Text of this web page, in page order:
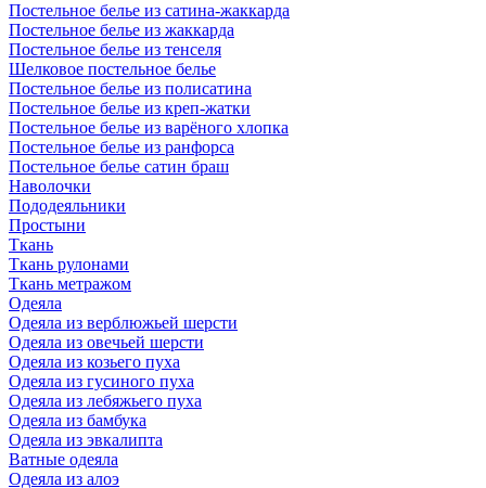
Постельное белье из сатина-жаккарда
Постельное белье из жаккарда
Постельное белье из тенселя
Шелковое постельное белье
Постельное белье из полисатина
Постельное белье из креп-жатки
Постельное белье из варёного хлопка
Постельное белье из ранфорса
Постельное белье сатин браш
Наволочки
Пододеяльники
Простыни
Ткань
Ткань рулонами
Ткань метражом
Одеяла
Одеяла из верблюжьей шерсти
Одеяла из овечьей шерсти
Одеяла из козьего пуха
Одеяла из гусиного пуха
Одеяла из лебяжьего пуха
Одеяла из бамбука
Одеяла из эвкалипта
Ватные одеяла
Одеяла из алоэ